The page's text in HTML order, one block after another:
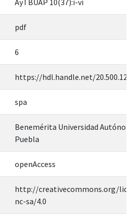
pdf
6
https://hdl.handle.net/
spa
Benemérita Universidad
Puebla
openAccess
http://creativecommons.org/
nc-sa/4.0